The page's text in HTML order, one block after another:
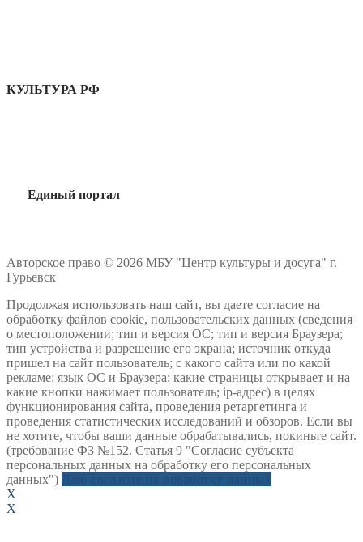
КУЛЬТУРА РФ
Единый портал
Авторское право © 2026 МБУ "Центр культуры и досуга" г.
Гурьевск
Продолжая использовать наш сайт, вы даете согласие на
обработку файлов cookie, пользовательских данных (сведения
о местоположении; тип и версия ОС; тип и версия Браузера;
тип устройства и разрешение его экрана; источник откуда
пришел на сайт пользователь; с какого сайта или по какой
рекламе; язык ОС и Браузера; какие страницы открывает и на
какие кнопки нажимает пользователь; ip-адрес) в целях
функционирования сайта, проведения ретаргетинга и
проведения статистических исследований и обзоров. Если вы
не хотите, чтобы ваши данные обрабатывались, покиньте сайт.
(требование ФЗ №152. Статья 9 "Согласие субъекта
персональных данных на обработку его персональных
данных")
X
X